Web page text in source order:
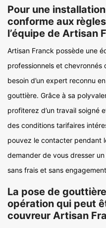
Pour une
conforme aux
l’équipe de Artisan
Artisan Franck possède une
professionnels et chevronnés
besoin d’un expert reconnu
gouttière. Grâce à sa
profiterez d’un travail soigné
des conditions tarifaires
pouvez le contacter pendant
demander de vous dresser
sans frais et sans
La pose de
opération qui peut
couvreur Artisan